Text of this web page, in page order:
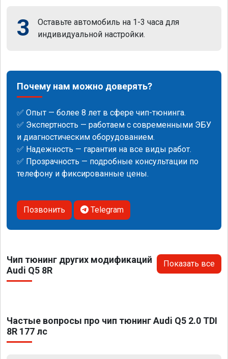
3
Оставьте автомобиль на 1-3 часа для
индивидуальной настройки.
Почему нам можно доверять?
✅ Опыт — более 8 лет в сфере чип-тюнинга.
✅ Экспертность — работаем с современными ЭБУ
и диагностическим оборудованием.
✅ Надежность — гарантия на все виды работ.
✅ Прозрачность — подробные консультации по
телефону и фиксированные цены.
Позвонить Telegram
Чип тюнинг других модификаций
Audi Q5 8R
Показать все
Частые вопросы про чип тюнинг Audi Q5 2.0 TDI
8R 177 лс